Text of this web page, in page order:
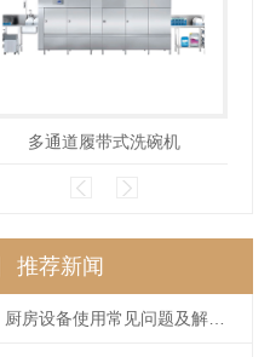
多通道履带式洗碗机
推荐新闻
厨房设备使用常见问题及解决方法